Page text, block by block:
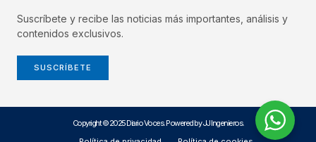
Suscríbete y recibe las noticias más importantes, análisis y
contenidos exclusivos.
SUSCRÍBETE
Copyright © 2025 Diario Voces. Powered by JJ Ingenieros.